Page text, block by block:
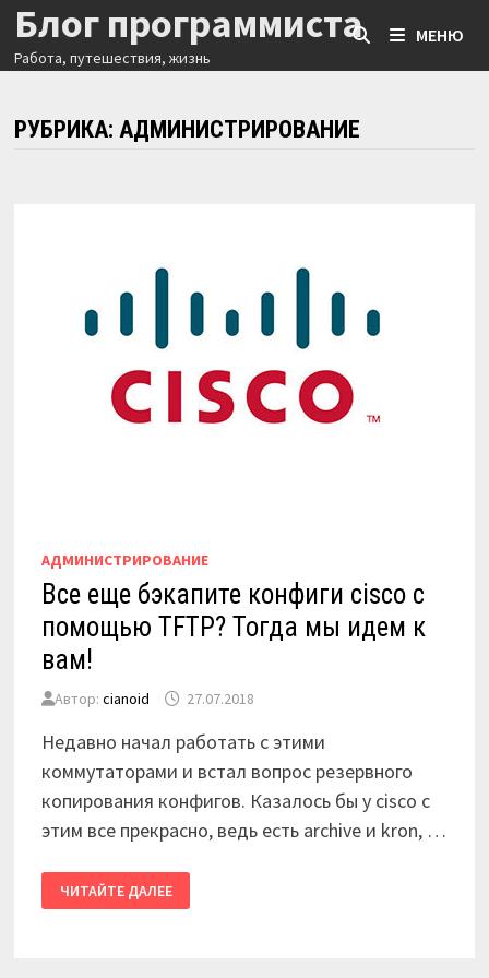
Перейти
содержимому
Блог программиста
Работа, путешествия, жизнь
МЕНЮ
РУБРИКА: АДМИНИСТРИРОВАНИЕ
АДМИНИСТРИРОВАНИЕ
Все еще бэкапите конфиги cisco с
помощью TFTP? Тогда мы идем к
вам!
Автор: cianoid 27.07.2018
Недавно начал работать с этими
коммутаторами и встал вопрос резервного
копирования конфигов. Казалось бы у cisco с
этим все прекрасно, ведь есть archive и kron, …
ЕЩЕ
БЭКАПИТЕ
ЧИТАЙТЕ ДАЛЕЕ